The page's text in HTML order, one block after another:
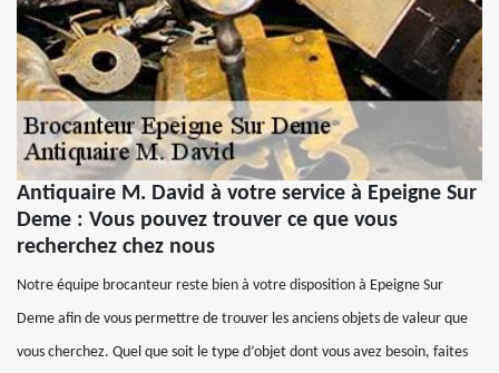
Antiquaire M. David à votre service à Epeigne Sur
Deme : Vous pouvez trouver ce que vous
recherchez chez nous
Notre équipe brocanteur reste bien à votre disposition à Epeigne Sur
Deme afin de vous permettre de trouver les anciens objets de valeur que
vous cherchez. Quel que soit le type d’objet dont vous avez besoin, faites